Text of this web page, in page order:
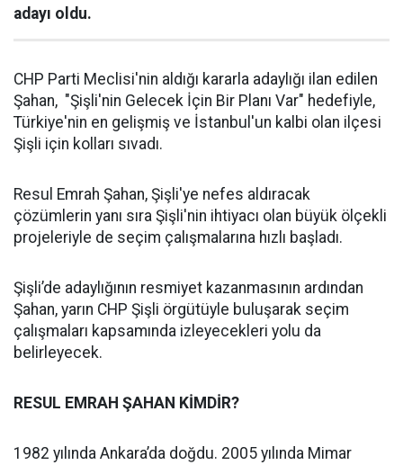
adayı oldu.
CHP Parti Meclisi'nin aldığı kararla adaylığı ilan edilen
Şahan, "Şişli'nin Gelecek İçin Bir Planı Var" hedefiyle,
Türkiye'nin en gelişmiş ve İstanbul'un kalbi olan ilçesi
Şişli için kolları sıvadı.
Resul Emrah Şahan, Şişli'ye nefes aldıracak
çözümlerin yanı sıra Şişli'nin ihtiyacı olan büyük ölçekli
projeleriyle de seçim çalışmalarına hızlı başladı.
Şişli’de adaylığının resmiyet kazanmasının ardından
Şahan, yarın CHP Şişli örgütüyle buluşarak seçim
çalışmaları kapsamında izleyecekleri yolu da
belirleyecek.
RESUL EMRAH ŞAHAN KİMDİR?
1982 yılında Ankara’da doğdu. 2005 yılında Mimar